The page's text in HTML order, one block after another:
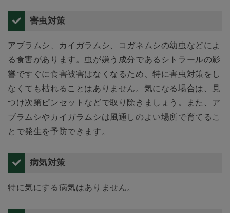
害虫対策
アブラムシ、カイガラムシ、コガネムシの幼虫などによ
る食害があります。虫が嫌う成分であるシトラールの影
響ですぐに食害被害はなくなるため、特に害虫対策をし
なくても枯れることはありません。気になる場合は、見
つけ次第ピンセットなどで取り除きましょう。また、ア
ブラムシやカイガラムシは風通しのよい場所で育てるこ
とで発生を予防できます。
病気対策
特に気にする病気はありません。